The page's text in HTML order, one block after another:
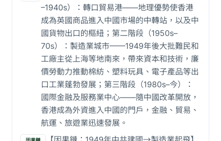
–1940s）：轉口貿易港——地理優勢使香港
成為英國商品進入中國市場的中轉站，以及中
國貨物出口的樞紐；第二階段（1950s–
70s）：製造業城市——1949年後大批難民和
工廠主從上海等地南來，帶來資本和技術，廉
價勞動力推動棉紡、塑料玩具、電子產品等出
口工業蓬勃發展；第三階段（1980s–今）：
國際金融及服務業中心——隨中國改革開放，
香港成為外資進入中國的門戶，金融、貿易、
航運、旅遊業迅速發展。